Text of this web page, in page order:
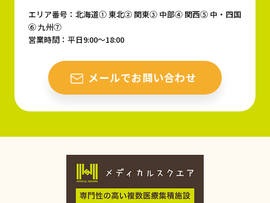
エリア番号：北海道① 東北② 関東③ 中部④ 関西⑤ 中・四国
⑥ 九州⑦
営業時間：平日9:00〜18:00
メールでお問い合わせ